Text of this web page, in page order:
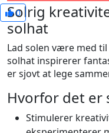
0
Solrig
solhat
Lad solen være med
solhat inspirerer
er sjovt at lege
Hvorfor det er
Stimulerer